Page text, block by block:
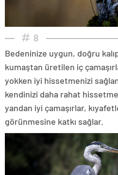
8
Bedeninize uygun, doğru
kumaştan üretilen iç
yokken iyi hissetmenizi
kendinizi daha rahat
yandan iyi çamaşırlar,
görünmesine katkı sağlar.